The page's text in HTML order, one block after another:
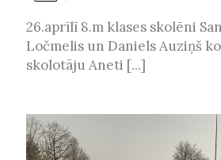
26.aprīlī 8.m klases skolēni
Ločmelis un Daniels Auziņš
skolotāju Aneti [...]